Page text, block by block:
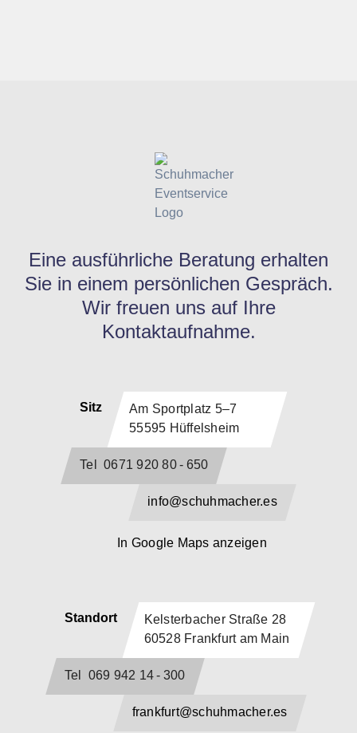
Eine ausführliche Beratung erhalten
Sie in einem persönlichen Gespräch.
Wir freuen uns auf Ihre
Kontaktaufnahme.
Sitz
Am Sportplatz 5–7
55595 Hüffelsheim
Tel 0671 920 80 - 650
info@schuhmacher.es
In Google Maps anzeigen
Standort
Kelsterbacher Straße 28
60528 Frankfurt am Main
Tel 069 942 14 - 300
frankfurt@schuhmacher.es